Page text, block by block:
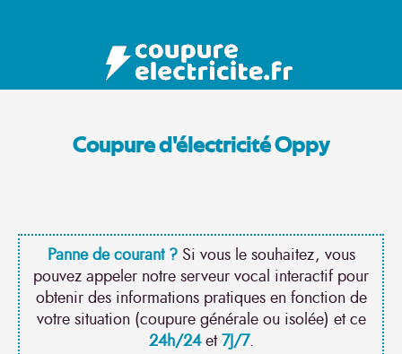
Coupure d'électricité Oppy
Panne de courant ?Si vous le souhaitez, vous
pouvez appeler notre serveur vocal interactif pour
obtenir des informations pratiques en fonction de
votre situation (coupure générale ou isolée) et ce
24h/24et7J/7.